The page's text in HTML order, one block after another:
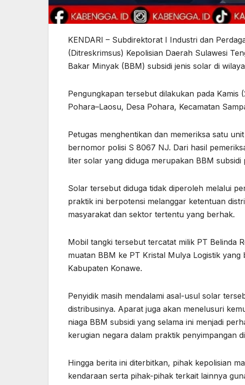
KENDARI – Subdirektorat I Industri dan
(Ditreskrimsus) Kepolisian Daerah Sulawesi
Bakar Minyak (BBM) subsidi jenis solar di
Pengungkapan tersebut dilakukan pada
Pohara–Laosu, Desa Pohara, Kecamatan
Petugas menghentikan dan memeriksa satu
bernomor polisi S 8067 NJ. Dari hasil
liter solar yang diduga merupakan BBM subsidi
Solar tersebut diduga tidak diperoleh melalui
praktik ini berpotensi melanggar ketentuan
masyarakat dan sektor tertentu yang berhak.
Mobil tangki tersebut tercatat milik PT Belinda
muatan BBM ke PT Kristal Mulya Logistik yang
Kabupaten Konawe.
Penyidik masih mendalami asal-usul solar
distribusinya. Aparat juga akan menelusuri
niaga BBM subsidi yang selama ini menjadi
kerugian negara dalam praktik penyimpangan
Hingga berita ini diterbitkan, pihak kepolisian
kendaraan serta pihak-pihak terkait lainnya